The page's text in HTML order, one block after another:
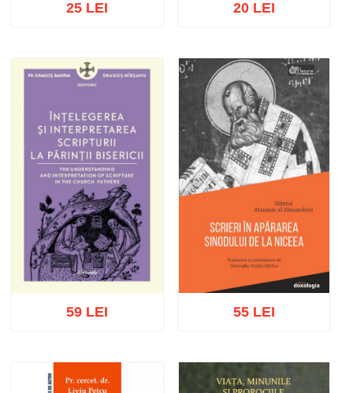
Adaugă în coș Wishlist
25 LEI
Adaugă în coș Wishlist
20 LEI
Adaugă în coș Wishlist
59 LEI
Adaugă în coș Wishlist
55 LEI